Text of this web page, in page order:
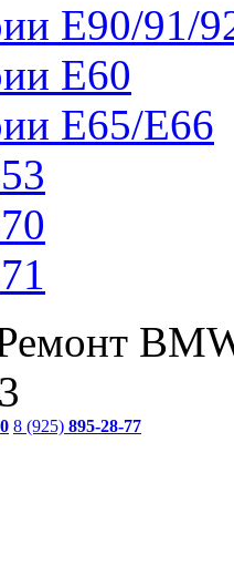
E90/91/
E60
E65/E66
8 (925) 895-28-77